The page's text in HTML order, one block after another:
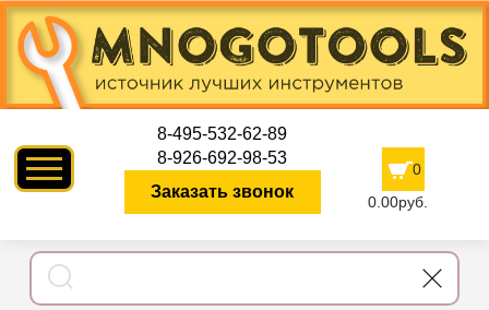
8-495-532-62-89
8-926-692-98-53
Заказать звонок
0
0.00руб.